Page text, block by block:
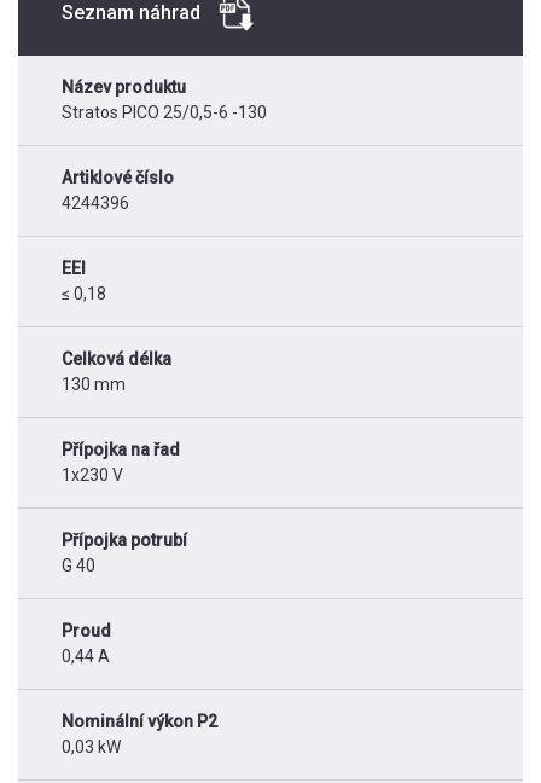
Seznam náhrad
Název produktu
Stratos PICO 25/0,5-6 -130
Artiklové číslo
4244396
EEI
≤ 0,18
Celková délka
130 mm
Přípojka na řad
1x230 V
Přípojka potrubí
G 40
Proud
0,44 A
Nominální výkon P2
0,03 kW